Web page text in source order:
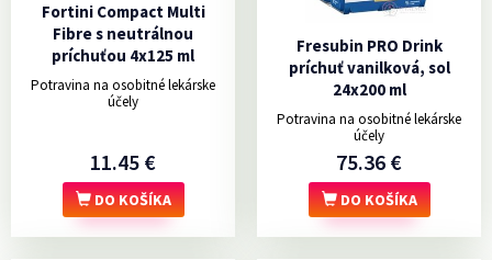
Fortini Compact Multi
Fibre s neutrálnou
príchuťou 4x125 ml
Potravina na osobitné lekárske
účely
11.45 €
DO KOŠÍKA
Fresubin PRO Drink
príchuť vanilková, sol
24x200 ml
Potravina na osobitné lekárske
účely
75.36 €
DO KOŠÍKA